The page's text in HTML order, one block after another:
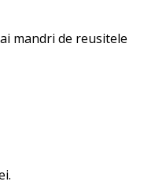
mandri de reusitele